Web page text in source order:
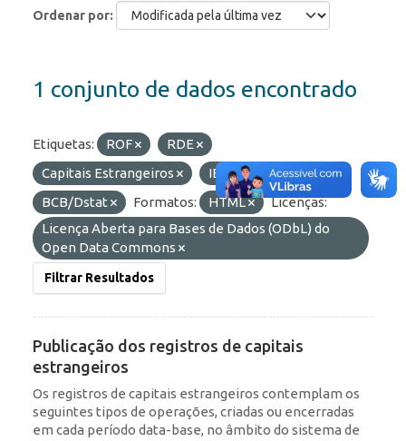
Ordenar por
1 conjunto de dados encontrado
Etiquetas: ROF
RDE
Capitais Estrangeiros
IED
Organizações:
BCB/Dstat
Formatos: HTML
Licenças:
Licença Aberta para Bases de Dados (ODbL) do
Open Data Commons
Filtrar Resultados
Publicação dos registros de capitais
estrangeiros
Os registros de capitais estrangeiros contemplam os
seguintes tipos de operações, criadas ou encerradas
em cada período data-base, no âmbito do sistema de